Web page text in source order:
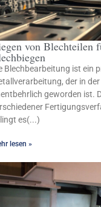
von Blechteilen
Blechbearbeitung ist ein
der in
geworden ist.
es(...)
lesen »